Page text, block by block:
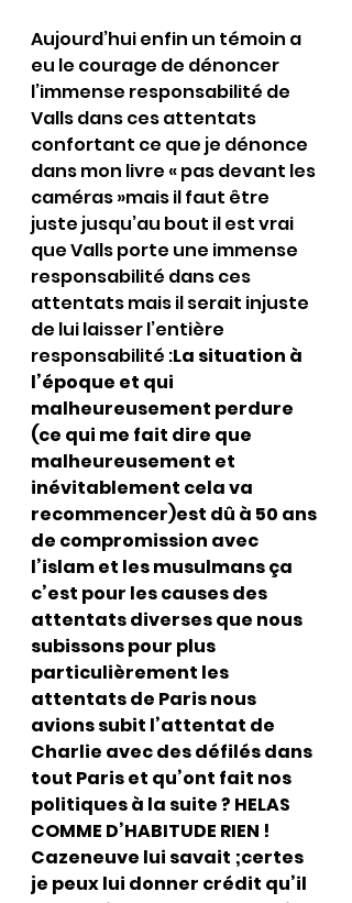
Aujourd’hui enfin un témoin a
eu le courage de dénoncer
l’immense responsabilité de
Valls dans ces attentats
confortant ce que je dénonce
dans mon livre « pas devant les
caméras »mais il faut être
juste jusqu’au bout il est vrai
que Valls porte une immense
responsabilité dans ces
attentats mais il serait injuste
de lui laisser l’entière
responsabilité :La situation à
l’époque et qui
malheureusement perdure
(ce qui me fait dire que
malheureusement et
inévitablement cela va
recommencer)est dû à 50 ans
de compromission avec
l’islam et les musulmans ça
c’est pour les causes des
attentats diverses que nous
subissons pour plus
particulièrement les
attentats de Paris nous
avions subit l’attentat de
Charlie avec des défilés dans
tout Paris et qu’ont fait nos
politiques à la suite ? HELAS
COMME D’HABITUDE RIEN !
Cazeneuve lui savait ;certes
je peux lui donner crédit qu’il